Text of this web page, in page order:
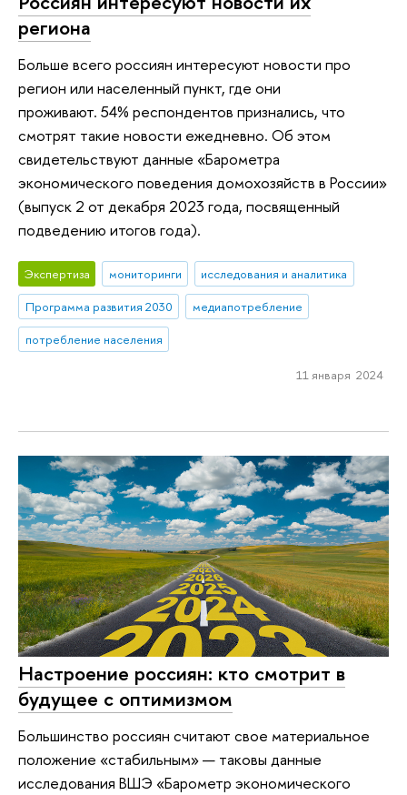
региона
Больше всего россиян интересуют новости про
регион или населенный пункт, где они
проживают. 54% респондентов признались, что
смотрят такие новости ежедневно. Об этом
свидетельствуют данные «Барометра
экономического поведения домохозяйств в России»
(выпуск 2 от декабря 2023 года, посвященный
подведению итогов года).
Экспертиза мониторинги
исследования и аналитика
Программа развития 2030
медиапотребление
потребление населения
11 января 2024
Настроение россиян: кто смотрит в
будущее с оптимизмом
Большинство россиян считают свое материальное
положение «стабильным» — таковы данные
исследования ВШЭ «Барометр экономического